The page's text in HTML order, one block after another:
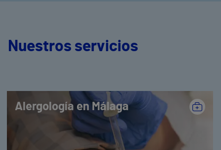
Nuestros servicios
Alergología en Málaga